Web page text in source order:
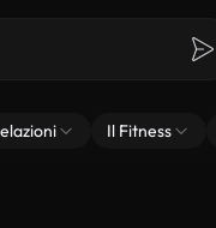
Il Fitness